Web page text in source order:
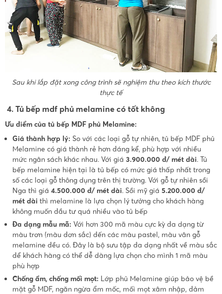
Sau khi lắp đặt xong công trình sẽ nghiệm thu theo kích thước
thực tế
4. Tủ bếp mdf phủ melamine có tốt không
Ưu điểm của tủ bếp MDF phủ Melamine:
Giá thành hợp lý: So với các loại gỗ tự nhiên, tủ bếp MDF phủ
Melamine có giá thành rẻ hơn đáng kể, phù hợp với nhiều
mức ngân sách khác nhau. Với giá 3.900.000 đ/ mét dài. Tủ
bếp melamine hiện tại là tủ bếp có mức giá thấp nhất trong
số các loại gỗ thông dụng trên thị trường. Với gỗ tự nhiên sồi
Nga thì giá 4.500.000 đ/ mét dài. Sồi mỹ giá 5.200.000 đ/
mét dài thì melamine là lựa chọn lý tưởng cho khách hàng
không muốn đầu tư quá nhiều vào tủ bếp
Đa dạng mẫu mã: Với hơn 300 mã màu cực kỳ đa dạng từ
màu trơn (màu đơn sắc) đến các màu pastel, màu vân gỗ
melamine đều có. Đây là bộ sưu tập đa dạng nhất về màu sắc
để khách hàng có thể dễ dàng lựa chọn cho mình 1 mã màu
phù hợp
Chống ẩm, chống mối mọt: Lớp phủ Melamine giúp bảo vệ bề
mặt gỗ MDF, ngăn ngừa ẩm mốc, mối mọt xâm nhập, đảm